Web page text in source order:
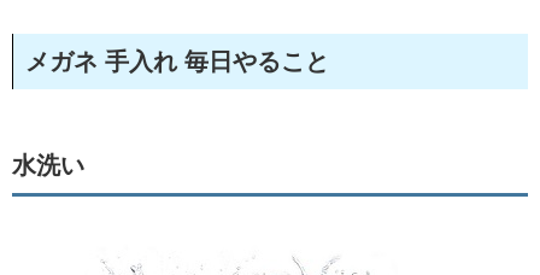
メガネ 手入れ 毎日やること
水洗い